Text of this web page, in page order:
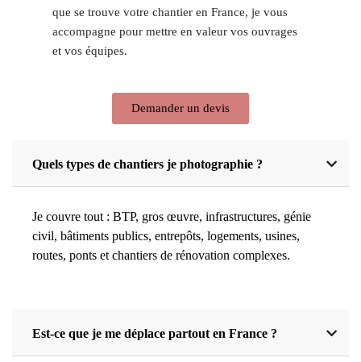
que se trouve votre chantier en France, je vous
accompagne pour mettre en valeur vos ouvrages
et vos équipes.
Demander un devis
Quels types de chantiers je photographie ?
Je couvre tout : BTP, gros œuvre, infrastructures, génie
civil, bâtiments publics, entrepôts, logements, usines,
routes, ponts et chantiers de rénovation complexes.
Est-ce que je me déplace partout en France ?